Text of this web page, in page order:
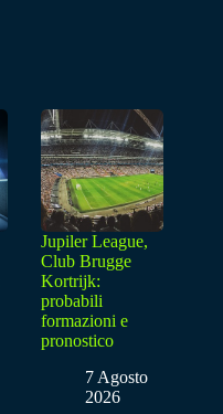
Jupiler League,
Club Brugge
Kortrijk:
probabili
formazioni e
pronostico
7 Agosto
2026